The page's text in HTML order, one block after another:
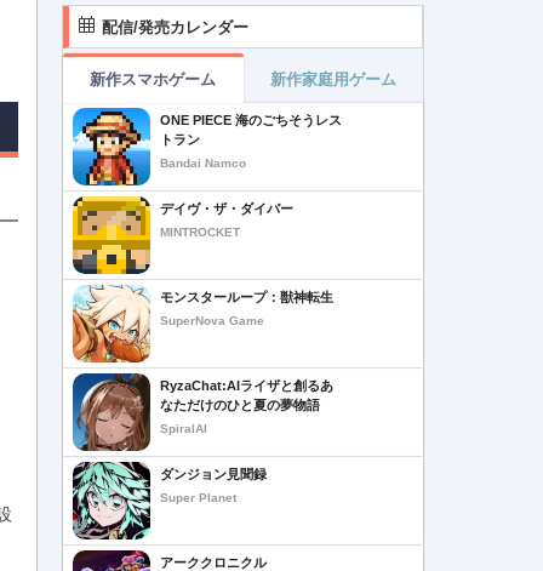
配信/発売カレンダー
新作スマホゲーム 新作家庭用ゲーム
ONE PIECE 海のごちそうレス
トラン
Bandai Namco
デイヴ・ザ・ダイバー
MINTROCKET
モンスターループ：獣神転生
SuperNova Game
RyzaChat:AIライザと創るあ
なただけのひと夏の夢物語
SpiralAI
ダンジョン見聞録
Super Planet
アーククロニクル